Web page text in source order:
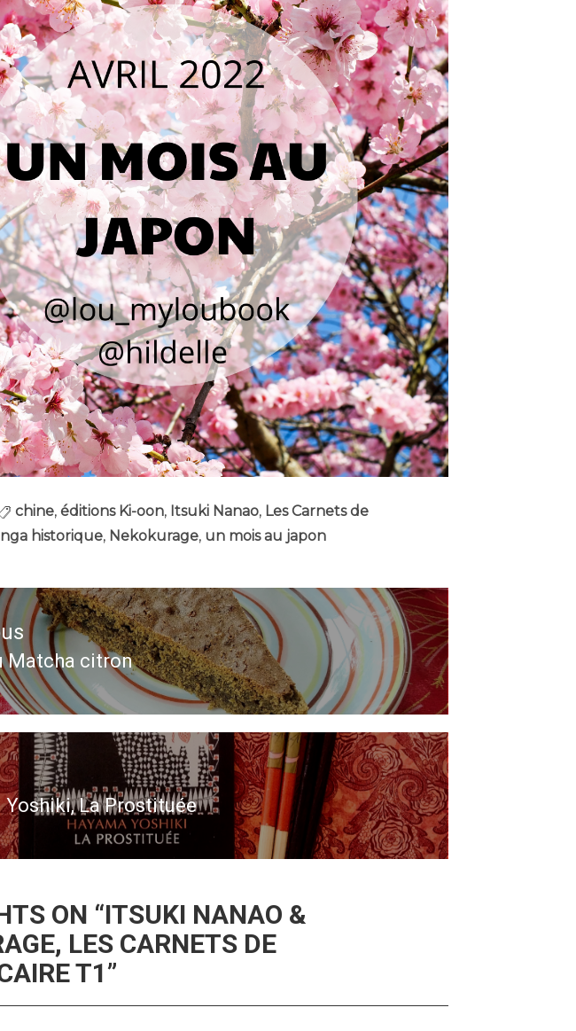
chine, éditions Ki-oon, Itsuki Nanao, Les Carnets de
historique, Nekokurage, un mois au japon
Matcha citron
Yoshiki, La Prostituée
ON “ITSUKI NANAO &
LES CARNETS DE
T1”